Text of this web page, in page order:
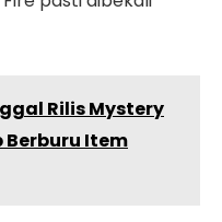
Rilis Mystery
Berburu Item